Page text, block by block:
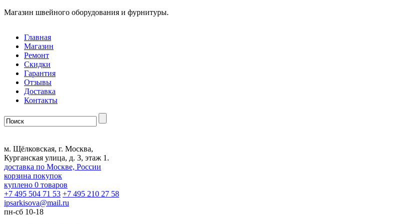
Магазин швейного оборудования и фурнитуры.
Главная
Магазин
Ремонт
Скидки
Гарантия
Отзывы
Доставка
Контакты
м. Щёлковская, г. Москва,
Курганская улица, д. 3, этаж 1.
доставка по Москве, России
корзина покупок
куплено 0 товаров
+7 495 504 71 53 +7 495 210 27 58
ipsarkisova@mail.ru
пн-сб 10-18